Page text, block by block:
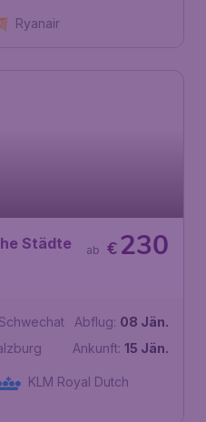
Ryanair
Städte €230
ab
Abflug: 08 Jän.
Ankunft: 15 Jän.
KLM Royal Dutch